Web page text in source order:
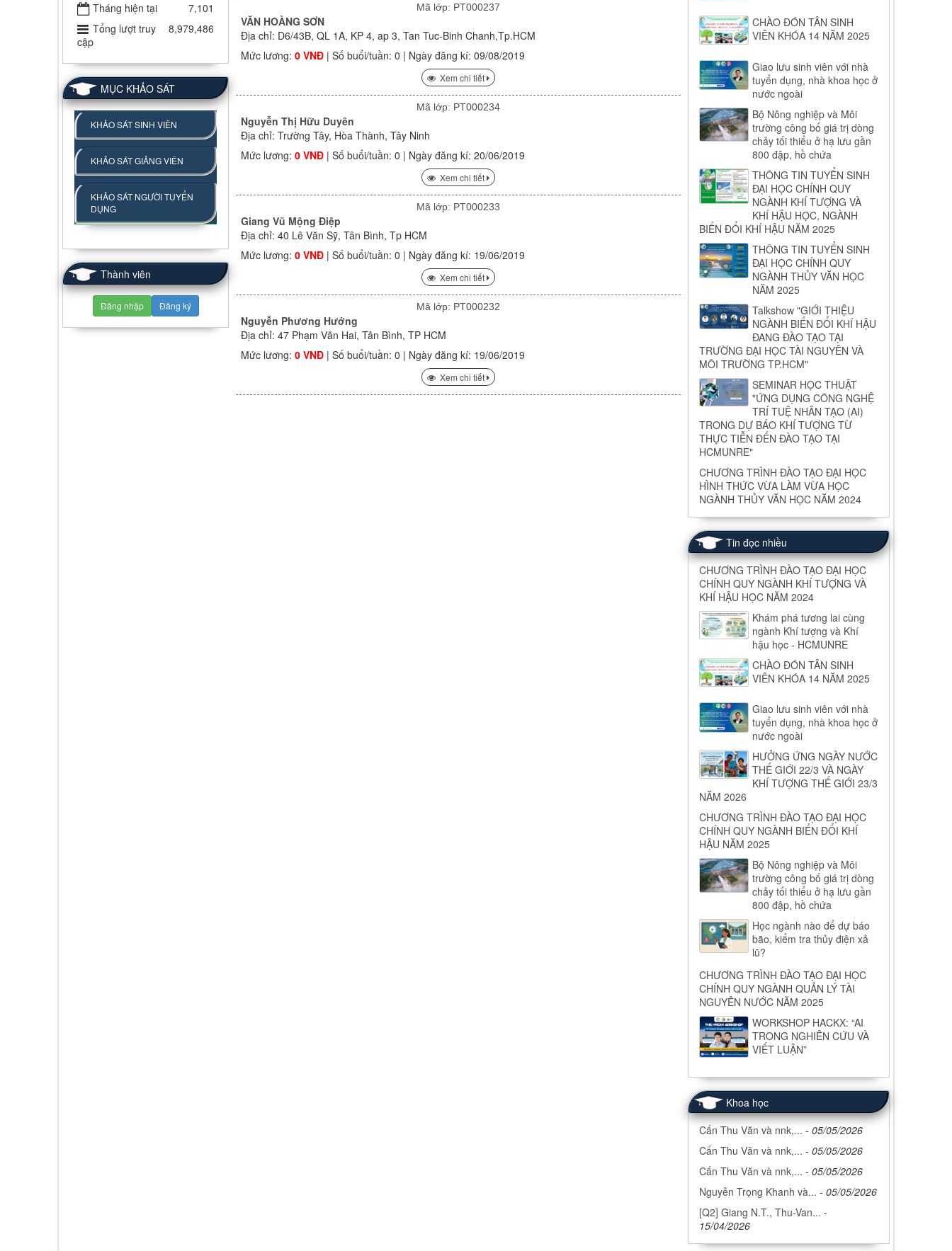
Mã lớp: PT000237
VĂN HOÀNG SƠN
Địa chỉ: D6/43B, QL 1A, KP 4, ap 3, Tan Tuc-Binh Chanh,Tp.HCM
Mức lương:0 VNĐ | Số buổi/tuần: 0 | Ngày đăng kí: 09/08/2019
Xem chi tiết
Mã lớp: PT000234
Nguyễn Thị Hữu Duyên
Địa chỉ: Trường Tây, Hòa Thành, Tây Ninh
Mức lương:0 VNĐ | Số buổi/tuần: 0 | Ngày đăng kí: 20/06/2019
Xem chi tiết
Mã lớp: PT000233
Giang Vũ Mộng Điệp
Địa chỉ: 40 Lê Văn Sỹ, Tân Bình, Tp HCM
Mức lương:0 VNĐ | Số buổi/tuần: 0 | Ngày đăng kí: 19/06/2019
Xem chi tiết
Mã lớp: PT000232
Nguyễn Phương Hướng
Địa chỉ: 47 Phạm Văn Hai, Tân Bình, TP HCM
Mức lương:0 VNĐ | Số buổi/tuần: 0 | Ngày đăng kí: 19/06/2019
Xem chi tiết
CHÀO ĐÓN TÂN SINH
VIÊN KHÓA 14 NĂM 2025
Giao lưu sinh viên với nhà
tuyển dụng, nhà khoa học ở
nước ngoài
Bộ Nông nghiệp và Môi
trường công bố giá trị dòng
chảy tối thiểu ở hạ lưu gần
800 đập, hồ chứa
THÔNG TIN TUYỂN SINH
ĐẠI HỌC CHÍNH QUY
NGÀNH KHÍ TƯỢNG VÀ
KHÍ HẬU HỌC, NGÀNH
BIẾN ĐỔI KHÍ HẬU NĂM 2025
THÔNG TIN TUYỂN SINH
ĐẠI HỌC CHÍNH QUY
NGÀNH THỦY VĂN HỌC
NĂM 2025
Talkshow "GIỚI THIỆU
NGÀNH BIẾN ĐỔI KHÍ HẬU
ĐANG ĐÀO TẠO TẠI
TRƯỜNG ĐẠI HỌC TÀI NGUYÊN VÀ
MÔI TRƯỜNG TP.HCM"
SEMINAR HỌC THUẬT
"ỨNG DỤNG CÔNG NGHỆ
TRÍ TUỆ NHÂN TẠO (AI)
TRONG DỰ BÁO KHÍ TƯỢNG TỪ
THỰC TIỄN ĐẾN ĐÀO TẠO TẠI
HCMUNRE"
CHƯƠNG TRÌNH ĐÀO TẠO ĐẠI HỌC
HÌNH THỨC VỪA LÀM VỪA HỌC
NGÀNH THỦY VĂN HỌC NĂM 2024
Tin đọc nhiều
CHƯƠNG TRÌNH ĐÀO TẠO ĐẠI HỌC
CHÍNH QUY NGÀNH KHÍ TƯỢNG VÀ
KHÍ HẬU HỌC NĂM 2024
Khám phá tương lai cùng
ngành Khí tượng và Khí
hậu học - HCMUNRE
CHÀO ĐÓN TÂN SINH
VIÊN KHÓA 14 NĂM 2025
Giao lưu sinh viên với nhà
tuyển dụng, nhà khoa học ở
nước ngoài
HƯỞNG ỨNG NGÀY NƯỚC
THẾ GIỚI 22/3 VÀ NGÀY
KHÍ TƯỢNG THẾ GIỚI 23/3
NĂM 2026
CHƯƠNG TRÌNH ĐÀO TẠO ĐẠI HỌC
CHÍNH QUY NGÀNH BIẾN ĐỔI KHÍ
HẬU NĂM 2025
Bộ Nông nghiệp và Môi
trường công bố giá trị dòng
chảy tối thiểu ở hạ lưu gần
800 đập, hồ chứa
Học ngành nào để dự báo
bão, kiểm tra thủy điện xả
lũ?
CHƯƠNG TRÌNH ĐÀO TẠO ĐẠI HỌC
CHÍNH QUY NGÀNH QUẢN LÝ TÀI
NGUYÊN NƯỚC NĂM 2025
WORKSHOP HACKX: “AI
TRONG NGHIÊN CỨU VÀ
VIẾT LUẬN”
Khoa học
Cấn Thu Văn và nnk,... -05/05/2026
Cấn Thu Văn và nnk,... -05/05/2026
Cấn Thu Văn và nnk,... -05/05/2026
Nguyễn Trọng Khanh và... -05/05/2026
[Q2] Giang N.T., Thu-Van... -
15/04/2026
Tháng hiện tại
7,101
Tổng lượt truy
cập
8,979,486
MỤC KHẢO SÁT
KHẢO SÁT SINH VIÊN
KHẢO SÁT GIẢNG VIÊN
KHẢO SÁT NGƯỜI TUYỂN
DỤNG
Thành viên
Đăng nhập Đăng ký